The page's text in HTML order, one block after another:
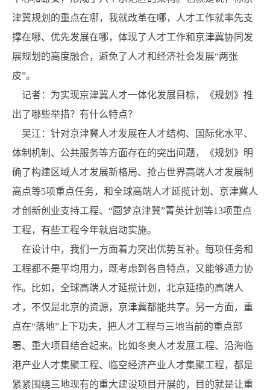
津冀规划的重点在哪，我就改革在哪，人才工作就率先支
撑在哪、优先发展在哪，体现了人才工作和京津冀协同发
展规划的高度融合，避免了人才和经济社会发展“两张
皮”。
记者：为实现京津冀人才一体化发展目标，《规划》推
出了哪些举措？有什么特点？
吴江：针对京津冀人才发展在人才结构、国际化水平、
体制机制、公共服务等方面存在的突出问题，《规划》明
确了构建区域人才发展新格局、抢占世界高端人才发展制
高点等5项重点任务，和全球高端人才延揽计划、京津冀人
才创新创业支持工程、“圆梦京津冀”菁英计划等13项重点
工程，有些工程今年就启动实施。
在设计中，我们一方面着力突出优势互补。每项任务和
工程都不是平均用力，既考虑到各自特点，又能够通力协
作。比如，全球高端人才延揽计划，北京延揽的高端人
才，不仅是北京的资源，京津冀都能共享。另一方面，重
点在“落地”上下功夫，把人才工程与三地当前的重点部
署、重大项目结合起来。比如冬奥人才发展工程、沿海临
港产业人才集聚工程、临空经济产业人才集聚工程，都是
紧紧围绕三地现有的重大建设项目开展的，目的就是让重